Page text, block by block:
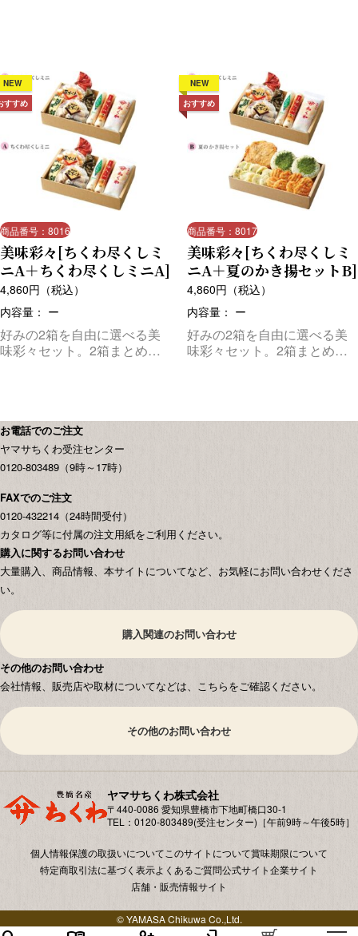
NEW
すすめ
商品番号：8016
美味彩々[ちくわ尽くしミ
ニA＋ちくわ尽くしミニA]
4,860円（税込）
内容量： ー
好みの2箱を自由に選べる美
味彩々セット。2箱まとめて
NEW
おすすめ
商品番号：8017
美味彩々[ちくわ尽くしミ
ニA＋夏のかき揚セットB]
4,860円（税込）
内容量： ー
好みの2箱を自由に選べる美
味彩々セット。2箱まとめて
お電話でのご注文
ヤマサちくわ受注センター
0120-803489（9時～17時）
FAXでのご注文
0120-432214（24時間受付）
カタログ等に付属の注文用紙をご利用ください。
購入に関するお問い合わせ
大量購入、商品情報、本サイトについてなど、お気軽にお問い合わせくださ
い。
購入関連のお問い合わせ
その他のお問い合わせ
会社情報、販売店や取材についてなどは、こちらをご確認ください。
その他のお問い合わせ
ヤマサちくわ株式会社
〒440-0086 愛知県豊橋市下地町橋⼝30-1
TEL：0120-803489(受注センター)［午前9時～午後5時］
個人情報保護の取扱いについて このサイトについて賞味期限について
特定商取引法に基づく表示よくあるご質問公式サイト企業サイト
店舗・販売情報サイト
© YAMASA Chikuwa Co.,Ltd.